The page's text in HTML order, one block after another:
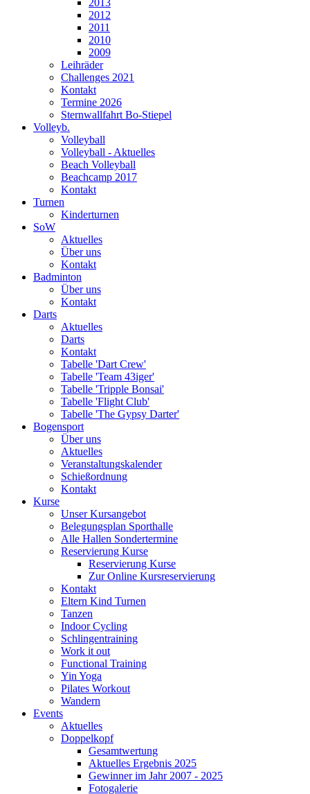
2013
2012
2011
2010
2009
Leihräder
Challenges 2021
Kontakt
Termine 2026
Sternwallfahrt Bo-Stiepel
Volleyb.
Volleyball
Volleyball - Aktuelles
Beach Volleyball
Beachcamp 2017
Kontakt
Turnen
Kinderturnen
SoW
Aktuelles
Über uns
Kontakt
Badminton
Über uns
Kontakt
Darts
Aktuelles
Darts
Kontakt
Tabelle 'Dart Crew'
Tabelle 'Team 43iger'
Tabelle 'Tripple Bonsai'
Tabelle 'Flight Club'
Tabelle 'The Gypsy Darter'
Bogensport
Über uns
Aktuelles
Veranstaltungskalender
Schießordnung
Kontakt
Kurse
Unser Kursangebot
Belegungsplan Sporthalle
Alle Hallen Sondertermine
Reservierung Kurse
Reservierung Kurse
Zur Online Kursreservierung
Kontakt
Eltern Kind Turnen
Tanzen
Indoor Cycling
Schlingentraining
Work it out
Functional Training
Yin Yoga
Pilates Workout
Wandern
Events
Aktuelles
Doppelkopf
Gesamtwertung
Aktuelles Ergebnis 2025
Gewinner im Jahr 2007 - 2025
Fotogalerie